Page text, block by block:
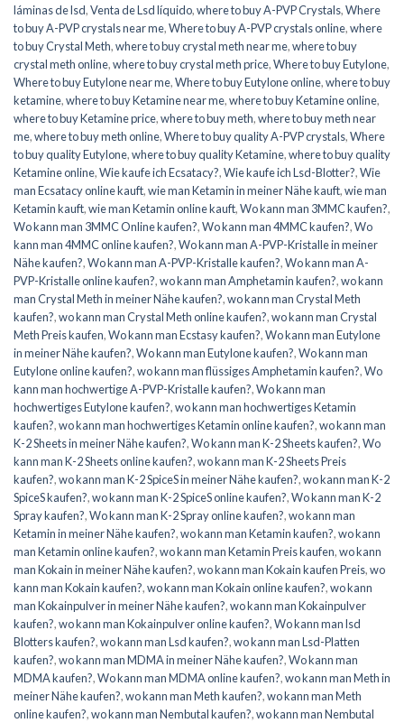
láminas de lsd,Venta de Lsd líquido,where to buy A-PVP Crystals,Where
to buy A-PVP crystals near me,Where to buy A-PVP crystals online,where
to buy Crystal Meth,where to buy crystal meth near me,where to buy
crystal meth online,where to buy crystal meth price,Where to buy Eutylone,
Where to buy Eutylone near me,Where to buy Eutylone online,where to buy
ketamine,where to buy Ketamine near me,where to buy Ketamine online,
where to buy Ketamine price,where to buy meth,where to buy meth near
me,where to buy meth online,Where to buy quality A-PVP crystals,Where
to buy quality Eutylone,where to buy quality Ketamine,where to buy quality
Ketamine online,Wie kaufe ich Ecsatacy?,Wie kaufe ich Lsd-Blotter?,Wie
man Ecsatacy online kauft,wie man Ketamin in meiner Nähe kauft,wie man
Ketamin kauft,wie man Ketamin online kauft,Wo kann man 3MMC kaufen?,
Wo kann man 3MMC Online kaufen?,Wo kann man 4MMC kaufen?,Wo
kann man 4MMC online kaufen?,Wo kann man A-PVP-Kristalle in meiner
Nähe kaufen?,Wo kann man A-PVP-Kristalle kaufen?,Wo kann man A-
PVP-Kristalle online kaufen?,wo kann man Amphetamin kaufen?,wo kann
man Crystal Meth in meiner Nähe kaufen?,wo kann man Crystal Meth
kaufen?,wo kann man Crystal Meth online kaufen?,wo kann man Crystal
Meth Preis kaufen,Wo kann man Ecstasy kaufen?,Wo kann man Eutylone
in meiner Nähe kaufen?,Wo kann man Eutylone kaufen?,Wo kann man
Eutylone online kaufen?,wo kann man flüssiges Amphetamin kaufen?,Wo
kann man hochwertige A-PVP-Kristalle kaufen?,Wo kann man
hochwertiges Eutylone kaufen?,wo kann man hochwertiges Ketamin
kaufen?,wo kann man hochwertiges Ketamin online kaufen?,wo kann man
K-2 Sheets in meiner Nähe kaufen?,Wo kann man K-2 Sheets kaufen?,Wo
kann man K-2 Sheets online kaufen?,wo kann man K-2 Sheets Preis
kaufen?,wo kann man K-2 SpiceS in meiner Nähe kaufen?,wo kann man K-2
SpiceS kaufen?,wo kann man K-2 SpiceS online kaufen?,Wo kann man K-2
Spray kaufen?,Wo kann man K-2 Spray online kaufen?,wo kann man
Ketamin in meiner Nähe kaufen?,wo kann man Ketamin kaufen?,wo kann
man Ketamin online kaufen?,wo kann man Ketamin Preis kaufen,wo kann
man Kokain in meiner Nähe kaufen?,wo kann man Kokain kaufen Preis,wo
kann man Kokain kaufen?,wo kann man Kokain online kaufen?,wo kann
man Kokainpulver in meiner Nähe kaufen?,wo kann man Kokainpulver
kaufen?,wo kann man Kokainpulver online kaufen?,Wo kann man lsd
Blotters kaufen?,wo kann man Lsd kaufen?,wo kann man Lsd-Platten
kaufen?,wo kann man MDMA in meiner Nähe kaufen?,Wo kann man
MDMA kaufen?,Wo kann man MDMA online kaufen?,wo kann man Meth in
meiner Nähe kaufen?,wo kann man Meth kaufen?,wo kann man Meth
online kaufen?,wo kann man Nembutal kaufen?,wo kann man Nembutal